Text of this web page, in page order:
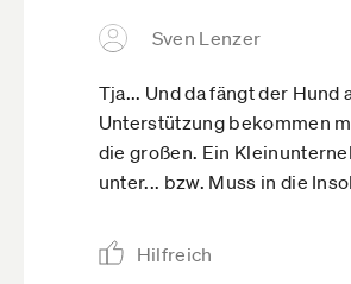
Sven Lenzer
Tja... Und da fängt der Hund
Unterstützung bekommen
die großen. Ein
unter... bzw. Muss in die
Hilfreich